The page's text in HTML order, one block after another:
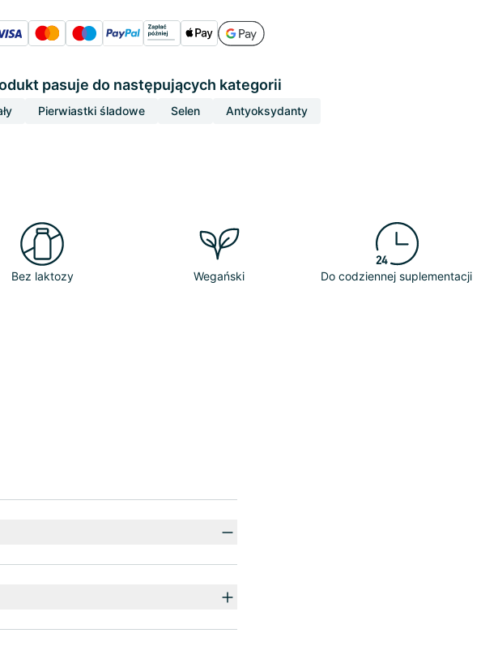
pasuje do następujących kategorii
Pierwiastki śladowe Selen Antyoksydanty
Bez laktozy Wegański Do codziennej suplementacji